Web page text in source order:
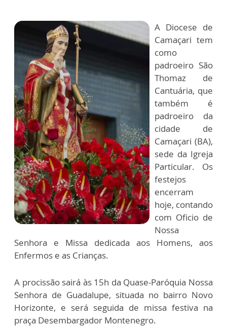
A Diocese de
Camaçari tem
como
padroeiro São
Thomaz de
Cantuária, que
também é
padroeiro da
cidade de
Camaçari (BA),
sede da Igreja
Particular. Os
festejos
encerram
hoje, contando
com Oficio de
Nossa
Senhora e Missa dedicada aos Homens, aos
Enfermos e as Crianças.
A procissão sairá às 15h da Quase-Paróquia Nossa
Senhora de Guadalupe, situada no bairro Novo
Horizonte, e será seguida de missa festiva na
praça Desembargador Montenegro.